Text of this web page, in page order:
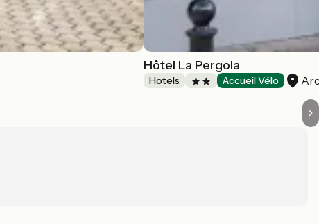
Hôtel La Pergola
Hotels Accueil Vélo